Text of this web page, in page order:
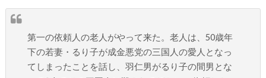
第一の依頼人の老人がやって来た。老人は、50歳年
下の若妻・るり子が成金悪党の三国人の愛人となっ
てしまったことを話し、羽仁男がるり子の間男とな